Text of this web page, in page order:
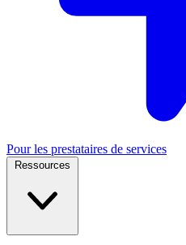
Pour les prestataires de services